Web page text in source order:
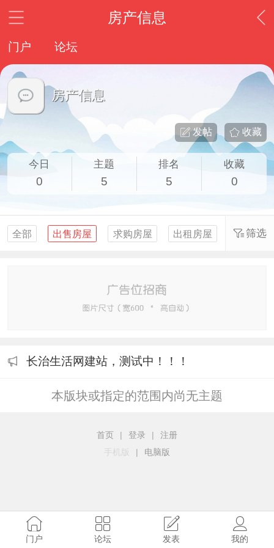
房产信息
门户 论坛
房产信息
收藏
发帖
今日
0
主题
5
排名
5
收藏
0
全部 出售房屋 求购房屋 出租房屋 求租房屋
筛选
长治生活网建站，测试中！！！
本版块或指定的范围内尚无主题
首页 | 登录 |
注册
手机版
| 电脑版
门户 论坛 发表 我的